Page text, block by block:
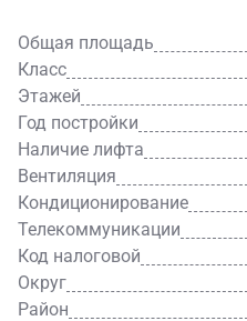
Общая площадь
Класс
Этажей
Год постройки
Наличие лифта
Вентиляция
Кондиционирование
Телекоммуникации
Код налоговой
Округ
Район